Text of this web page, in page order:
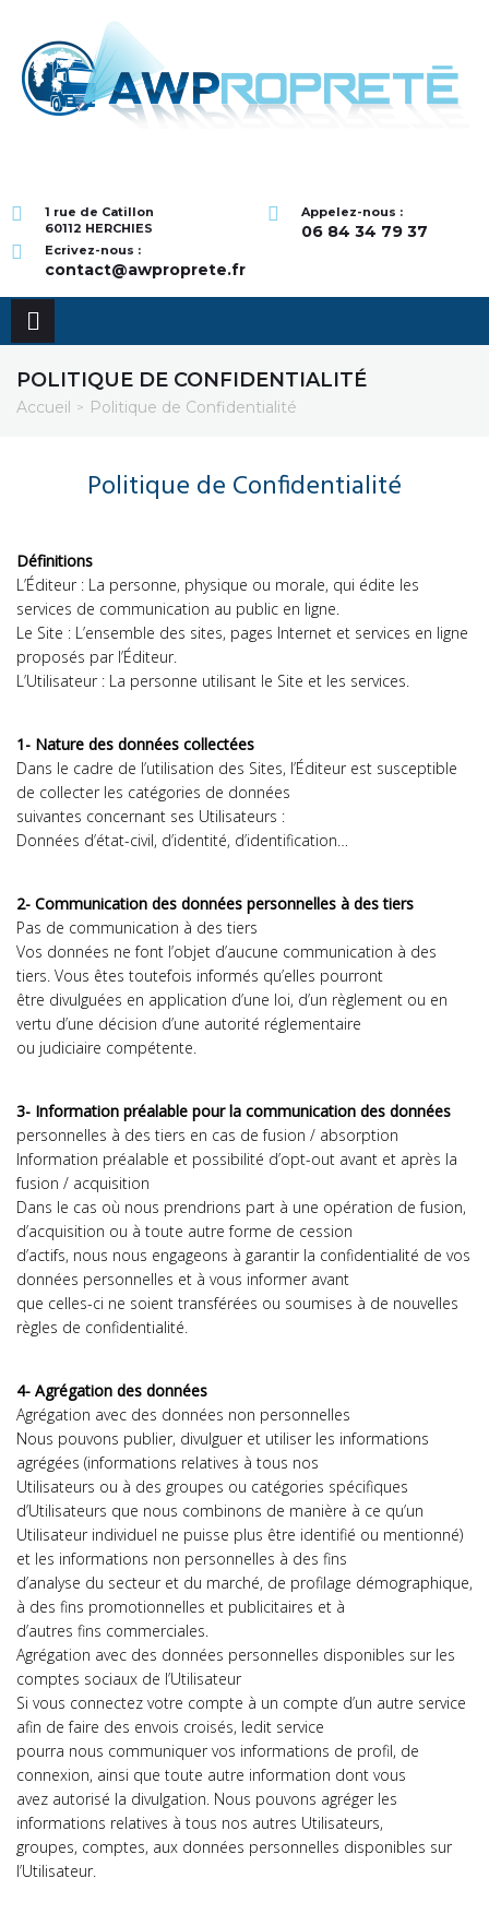
1 rue de Catillon
60112 HERCHIES
Appelez-nous :
06 84 34 79 37
Ecrivez-nous :
contact@awproprete.fr
POLITIQUE DE CONFIDENTIALITÉ
Accueil > Politique de Confidentialité
Politique de Confidentialité
Définitions
L’Éditeur : La personne, physique ou morale, qui édite les
services de communication au public en ligne.
Le Site : L’ensemble des sites, pages Internet et services en ligne
proposés par l’Éditeur.
L’Utilisateur : La personne utilisant le Site et les services.
1- Nature des données collectées
Dans le cadre de l’utilisation des Sites, l’Éditeur est susceptible
de collecter les catégories de données
suivantes concernant ses Utilisateurs :
Données d’état-civil, d’identité, d’identification…
2- Communication des données personnelles à des tiers
Pas de communication à des tiers
Vos données ne font l’objet d’aucune communication à des
tiers. Vous êtes toutefois informés qu’elles pourront
être divulguées en application d’une loi, d’un règlement ou en
vertu d’une décision d’une autorité réglementaire
ou judiciaire compétente.
3- Information préalable pour la communication des données
personnelles à des tiers en cas de fusion / absorption
Information préalable et possibilité d’opt-out avant et après la
fusion / acquisition
Dans le cas où nous prendrions part à une opération de fusion,
d’acquisition ou à toute autre forme de cession
d’actifs, nous nous engageons à garantir la confidentialité de vos
données personnelles et à vous informer avant
que celles-ci ne soient transférées ou soumises à de nouvelles
règles de confidentialité.
4- Agrégation des données
Agrégation avec des données non personnelles
Nous pouvons publier, divulguer et utiliser les informations
agrégées (informations relatives à tous nos
Utilisateurs ou à des groupes ou catégories spécifiques
d’Utilisateurs que nous combinons de manière à ce qu’un
Utilisateur individuel ne puisse plus être identifié ou mentionné)
et les informations non personnelles à des fins
d’analyse du secteur et du marché, de profilage démographique,
à des fins promotionnelles et publicitaires et à
d’autres fins commerciales.
Agrégation avec des données personnelles disponibles sur les
comptes sociaux de l’Utilisateur
Si vous connectez votre compte à un compte d’un autre service
afin de faire des envois croisés, ledit service
pourra nous communiquer vos informations de profil, de
connexion, ainsi que toute autre information dont vous
avez autorisé la divulgation. Nous pouvons agréger les
informations relatives à tous nos autres Utilisateurs,
groupes, comptes, aux données personnelles disponibles sur
l’Utilisateur.